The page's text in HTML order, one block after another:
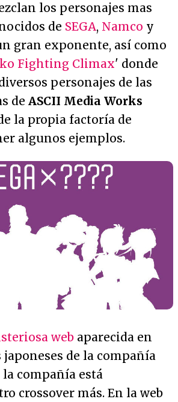
los personajes mas
de SEGA, Namco y
gran exponente, así como
Fighting Climax' donde
personajes de las
de ASCII Media Works
la propia factoría de
algunos ejemplos.
web aparecida en
de la compañía
compañía está
crossover más. En la web